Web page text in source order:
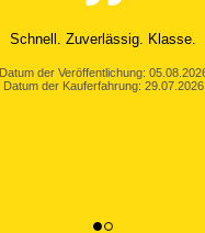
Moinsen, hat alles super geklappt.
Datum der Veröffentlichung: 05.08.2026